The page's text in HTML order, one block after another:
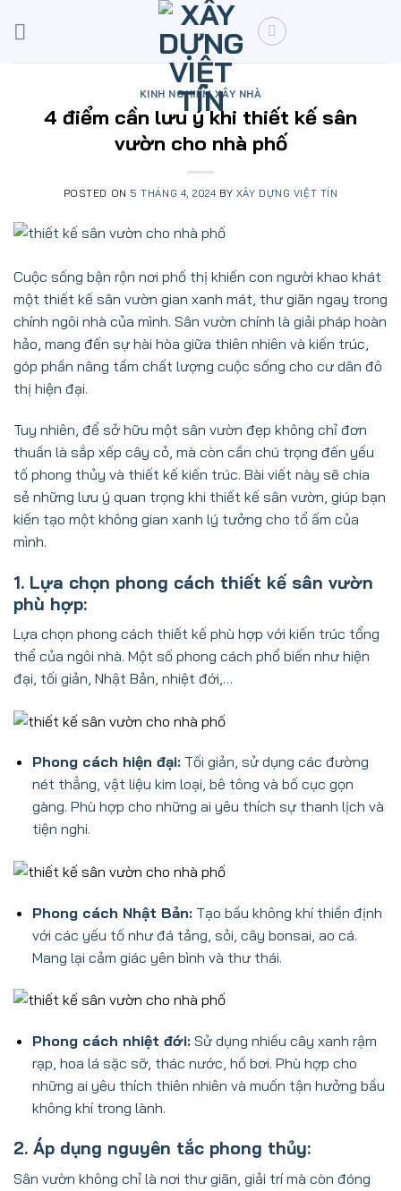
KINH NGHIỆM XÂY NHÀ
4 điểm cần lưu ý khi thiết kế sân
vườn cho nhà phố
POSTED ON 5 THÁNG 4, 2024 BY XÂY DỰNG VIỆT TÍN
Cuộc sống bận rộn nơi phố thị khiến con người khao khát
một thiết kế sân vườn gian xanh mát, thư giãn ngay trong
chính ngôi nhà của mình. Sân vườn chính là giải pháp hoàn
hảo, mang đến sự hài hòa giữa thiên nhiên và kiến trúc,
góp phần nâng tầm chất lượng cuộc sống cho cư dân đô
thị hiện đại.
Tuy nhiên, để sở hữu một sân vườn đẹp không chỉ đơn
thuần là sắp xếp cây cỏ, mà còn cần chú trọng đến yếu
tố phong thủy và thiết kế kiến trúc. Bài viết này sẽ chia
sẻ những lưu ý quan trọng khi thiết kế sân vườn, giúp bạn
kiến tạo một không gian xanh lý tưởng cho tổ ấm của
mình.
1. Lựa chọn phong cách thiết kế sân vườn
phù hợp:
Lựa chọn phong cách thiết kế phù hợp với kiến trúc tổng
thể của ngôi nhà. Một số phong cách phổ biến như hiện
đại, tối giản, Nhật Bản, nhiệt đới,…
Phong cách hiện đại:Tối giản, sử dụng các đường
nét thẳng, vật liệu kim loại, bê tông và bố cục gọn
gàng. Phù hợp cho những ai yêu thích sự thanh lịch và
tiện nghi.
Phong cách Nhật Bản:Tạo bầu không khí thiền định
với các yếu tố như đá tảng, sỏi, cây bonsai, ao cá.
Mang lại cảm giác yên bình và thư thái.
Phong cách nhiệt đới:Sử dụng nhiều cây xanh rậm
rạp, hoa lá sặc sỡ, thác nước, hồ bơi. Phù hợp cho
những ai yêu thích thiên nhiên và muốn tận hưởng bầu
không khí trong lành.
2. Áp dụng nguyên tắc phong thủy:
Sân vườn không chỉ là nơi thư giãn, giải trí mà còn đóng